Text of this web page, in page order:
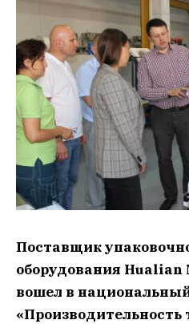
Поставщик
оборудования
вошел в
«Производительность